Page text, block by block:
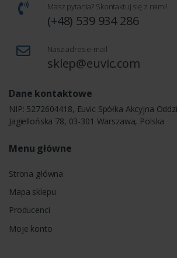
Masz pytania? Skontaktuj się z nami!
(+48) 539 934 286
Nasz adres e-mail
sklep@euvic.com
Dane kontaktowe
NIP: 5272604418, Euvic Spółka Akcyjna
Jagiellońska 78, 03-301 Warszawa, Polska
Menu główne
Strona główna
Mapa sklepu
Producenci
Moje konto